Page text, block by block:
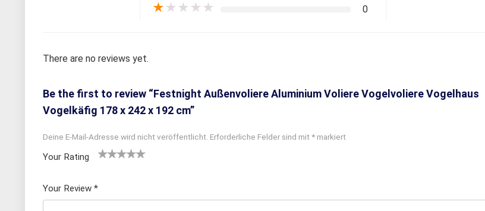
★ ★ ★ ★ ★ 0
There are no reviews yet.
Be the first to review “Festnight Außenvoliere Aluminium Voliere Vogelvoliere Vogelhaus
Vogelkäfig 178 x 242 x 192 cm”
Deine E-Mail-Adresse wird nicht veröffentlicht. Erforderliche Felder sind mit * markiert
Your Rating
o
5 St
nen
n
Your Review *